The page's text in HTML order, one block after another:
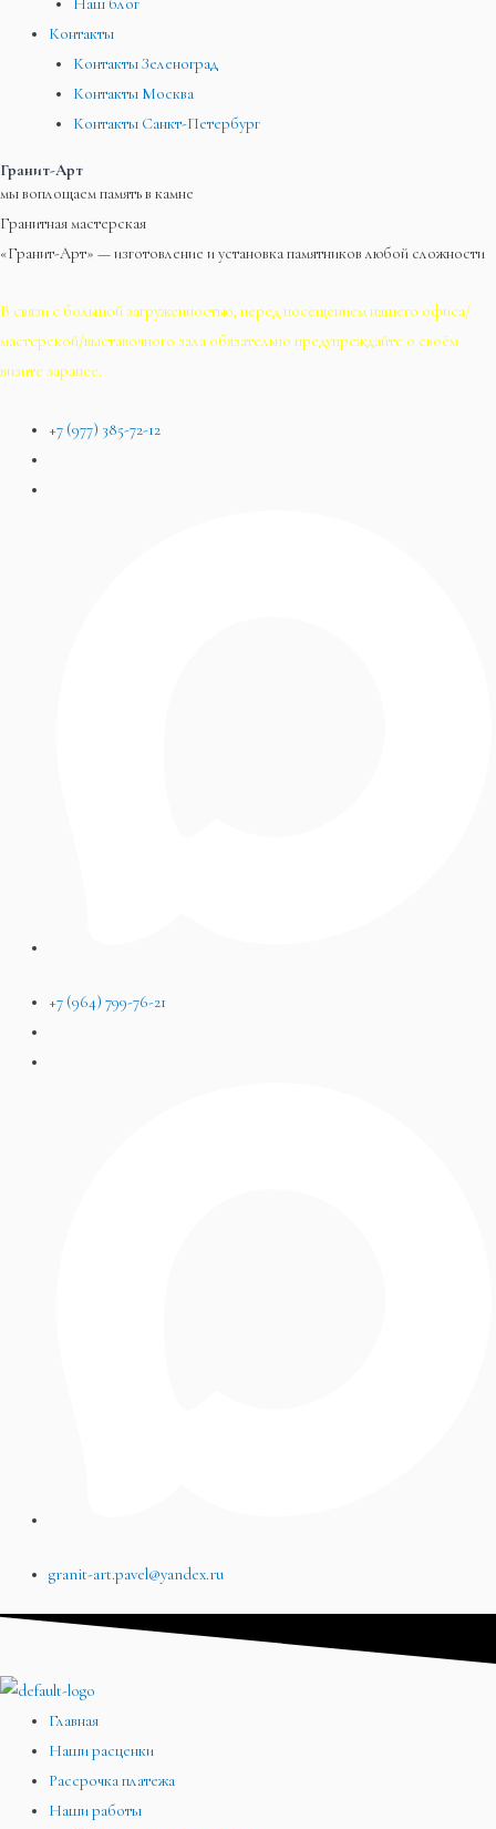
Наш блог
Контакты
Контакты Зеленоград
Контакты Москва
Контакты Санкт-Петербург
Гранит-Арт
мы воплощаем память в камне
Гранитная мастерская
«Гранит-Арт» — изготовление и установка памятников любой сложности
В связи с большой загруженностью, перед посещением нашего офиса/
мастерской/выставочного зала обязательно предупреждайте о своём
визите заранее.
+7 (977) 385-72-12
+7 (964) 799-76-21
granit-art.pavel@yandex.ru
Главная
Наши расценки
Рассрочка платежа
Наши работы